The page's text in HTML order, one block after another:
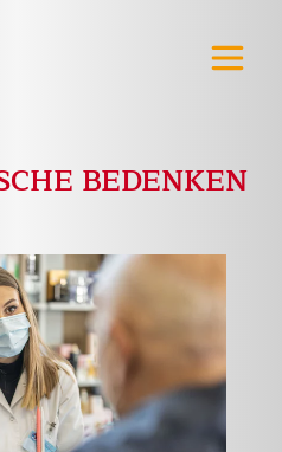
BEDENKEN